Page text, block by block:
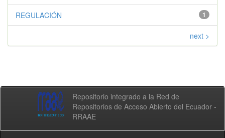
1
REGULACIÓN
next >
Repositorio integrado a la Red de
Repositorios de Acceso Abierto del Ecuador -
RRAAE